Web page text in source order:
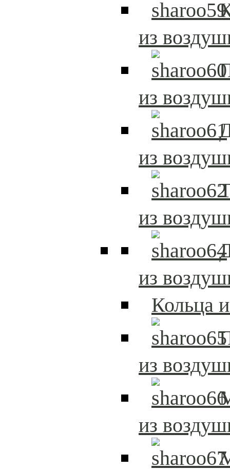
из
из
из
из
из
Кольца
из
из